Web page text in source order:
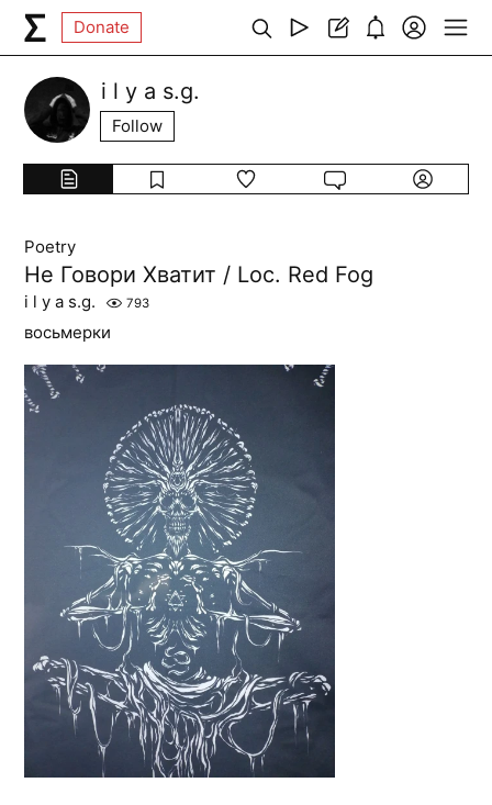
Donate
i l y a s.g.
Follow
Poetry
Не Говори Хватит / Loc. Red Fog
i l y a s.g. 793
восьмерки